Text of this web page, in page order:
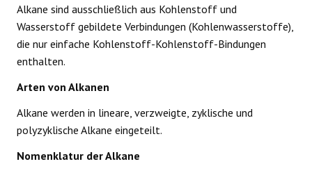
Alkane sind ausschließlich aus Kohlenstoff und
Wasserstoff gebildete Verbindungen (Kohlenwasserstoffe),
die nur einfache Kohlenstoff-Kohlenstoff-Bindungen
enthalten.
Arten von Alkanen
Alkane werden in lineare, verzweigte, zyklische und
polyzyklische Alkane eingeteilt.
Nomenklatur der Alkane